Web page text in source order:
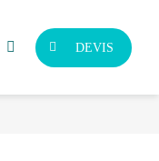
DEVIS